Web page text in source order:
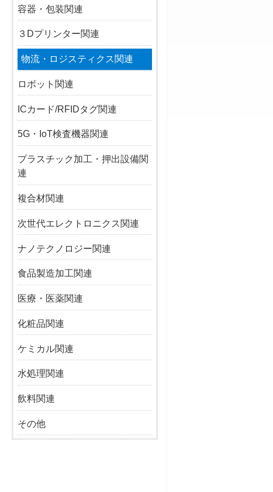
容器・包装関連
３Dプリンター関連
物流・ロジスティクス関連
ロボット関連
ICカード/RFIDタグ関連
5G・IoT検査機器関連
プラスチック加工・押出設備関
連
複合材関連
次世代エレクトロニクス関連
ナノテクノロジー関連
食品製造加工関連
医療・医薬関連
化粧品関連
ケミカル関連
水処理関連
飲料関連
その他